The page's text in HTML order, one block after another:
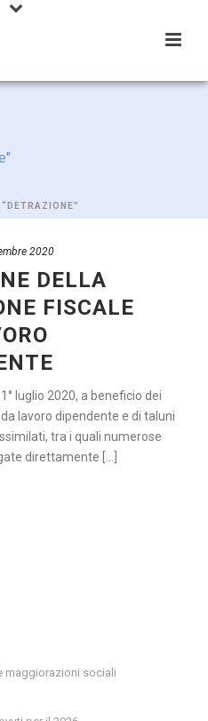
2020
DELLA
FISCALE
luglio 2020, a beneficio dei
lavoro dipendente e di taluni
tra i quali numerose
direttamente [...]
maggiorazioni sociali